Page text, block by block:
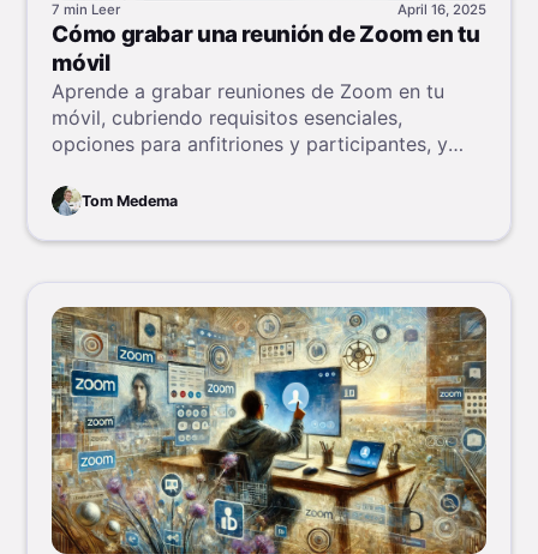
7 min Leer April 16, 2025
Cómo grabar una reunión de Zoom en tu
móvil
Aprende a grabar reuniones de Zoom en tu
móvil, cubriendo requisitos esenciales,
opciones para anfitriones y participantes, y
Tom Medema